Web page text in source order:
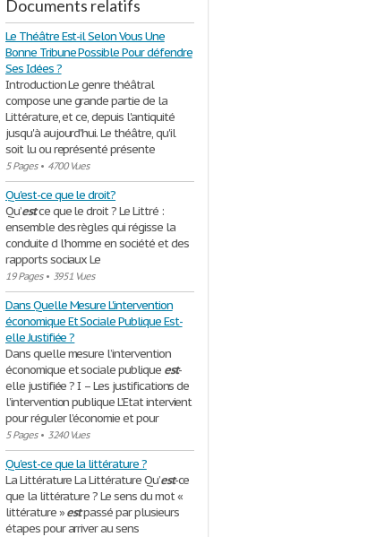
Documents relatifs
Le Théâtre Est-il Selon Vous Une
Bonne Tribune Possible Pour défendre
Ses Idées ?
Introduction Le genre théâtral
compose une grande partie de la
Littérature, et ce, depuis l'antiquité
jusqu'à aujourd'hui. Le théâtre, qu'il
soit lu ou représenté présente
5 Pages• 4700 Vues
Qu'est-ce que le droit?
Qu’estce que le droit ? Le Littré :
ensemble des règles qui régisse la
conduite d l’homme en société et des
rapports sociaux Le
19 Pages• 3951 Vues
Dans Quelle Mesure L'intervention
économique Et Sociale Publique Est-
elle Justifiée ?
Dans quelle mesure l’intervention
économique et sociale publique est-
elle justifiée ? I – Les justifications de
l’intervention publique L’Etat intervient
pour réguler l’économie et pour
5 Pages• 3240 Vues
Qu'est-ce que la littérature ?
La Littérature La Littérature Qu’est-ce
que la littérature ? Le sens du mot «
littérature »estpassé par plusieurs
étapes pour arriver au sens